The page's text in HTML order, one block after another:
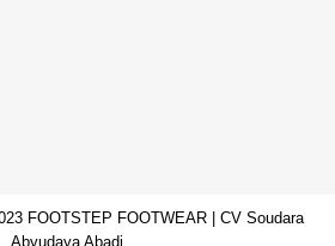
FOOTSTEP FOOTWEAR | CV Soudara
Abyudaya Abadi